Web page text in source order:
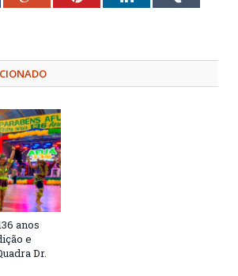
anos
e
Dr.